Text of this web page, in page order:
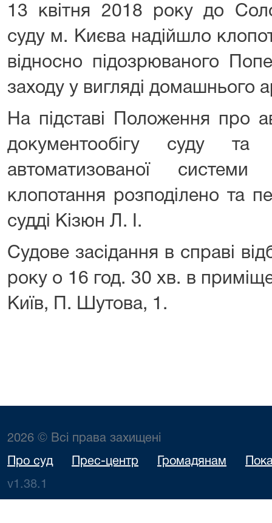
13 квітня 2018 року до
суду м. Києва надійшло
відносно підозрюваного
заходу у вигляді домашнього
На підставі Положення про
документообігу суду та
автоматизованої системи
клопотання розподілено та
судді Кізюн Л. І.
Судове засідання в справі
року о 16 год. 30 хв. в
Київ, П. Шутова, 1.
2026 © Всі права захищені
Про суд Прес-центр Громадянам
v1.38.1